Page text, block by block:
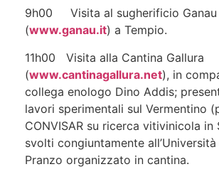
9h00 Visita al sugherificio Ganau
(www.ganau.it) a Tempio.
11h00 Visita alla Cantina Gallura
(www.cantinagallura.net), in
collega enologo Dino Addis;
lavori sperimentali sul Vermentino
CONVISAR su ricerca vitivinicola in
svolti congiuntamente all’Università
Pranzo organizzato in cantina.